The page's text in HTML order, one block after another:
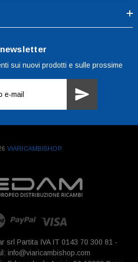
sui nuovi prodotti e sulle prossime
VIARICAMBISHOP.
srl Partita IVA IT 0143 70 300 81 -
info@viaricambishop.com